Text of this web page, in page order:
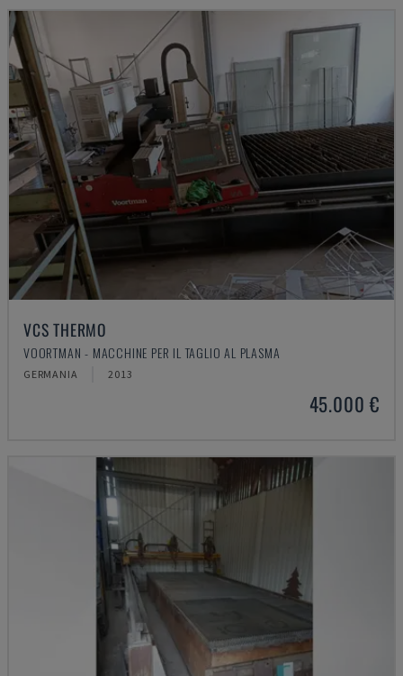
VCS THERMO
VOORTMAN - MACCHINE PER IL TAGLIO AL PLASMA
GERMANIA 2013
45.000 €